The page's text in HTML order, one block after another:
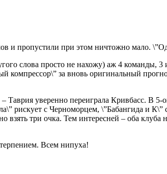
и пропустили при этом ничтожно мало.
слова просто не нахожу) аж 4 команды,
за вновь оригинальный
Таврия уверенно переиграла Кривбасс. В
рискует с Черноморцем, \”Бабангида и
взять три очка. Тем интересней – оба
Всем нипуха!